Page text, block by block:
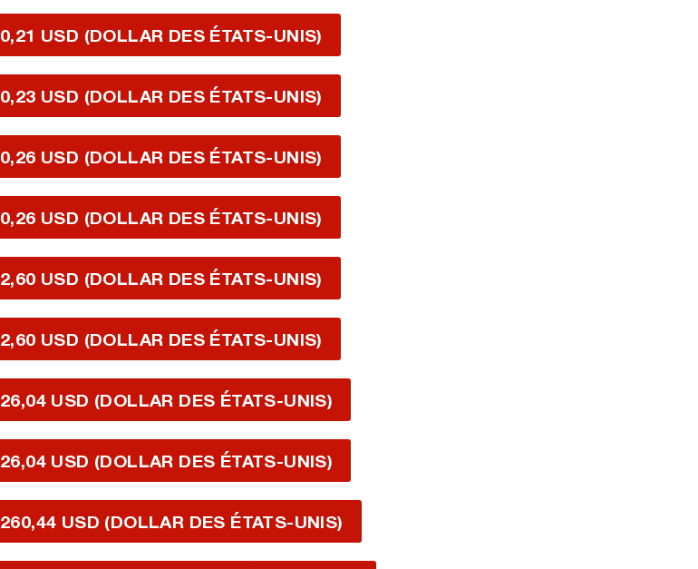
0,21 USD (DOLLAR DES ÉTATS-UNIS)
0,23 USD (DOLLAR DES ÉTATS-UNIS)
0,26 USD (DOLLAR DES ÉTATS-UNIS)
0,26 USD (DOLLAR DES ÉTATS-UNIS)
2,60 USD (DOLLAR DES ÉTATS-UNIS)
2,60 USD (DOLLAR DES ÉTATS-UNIS)
26,04 USD (DOLLAR DES ÉTATS-UNIS)
26,04 USD (DOLLAR DES ÉTATS-UNIS)
260,44 USD (DOLLAR DES ÉTATS-UNIS)